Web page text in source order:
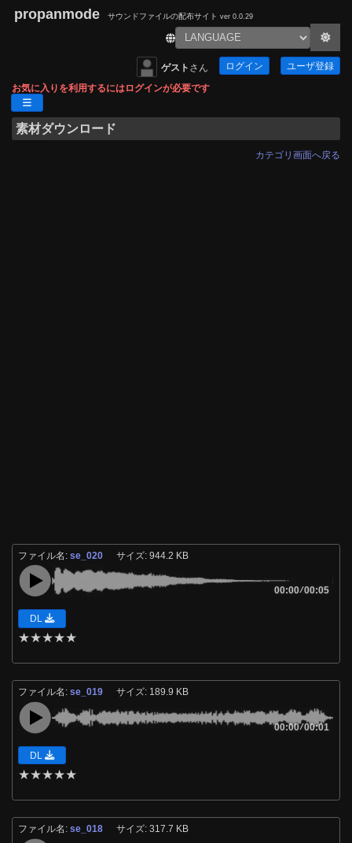
propanmode サウンドファイルの配布サイト ver 0.0.29
ゲスト さん ログイン ユーザ登録
お気に入りを利用するにはログインが必要です
素材ダウンロード
カテゴリ画面へ戻る
ファイル名:se_020 サイズ: 944.2 KB
00:00/00:05
DL
★★★★★
ファイル名:se_019 サイズ: 189.9 KB
00:00/00:01
DL
★★★★★
ファイル名:se_018 サイズ: 317.7 KB